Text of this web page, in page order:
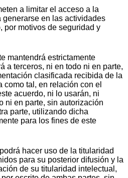
a limitar el acceso a la
generarse en las actividades
por motivos de seguridad y
mantendrá estrictamente
a terceros, ni en todo ni en parte,
clasificada recibida de la
como tal, en relación con el
acuerdo, ni lo usarán, ni
ni en parte, sin autorización
parte, utilizando dicha
para los fines de este
hacer uso de la titularidad
para su posterior difusión y la
de su titularidad intelectual,